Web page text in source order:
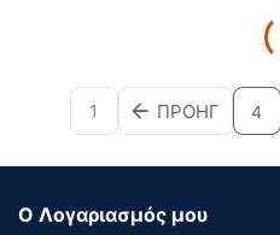
1 ΠΡΟΗΓ 4
Ο Λογαριασμός μου